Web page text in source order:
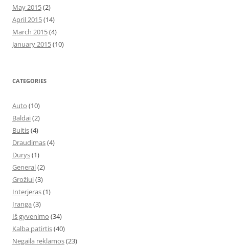
May 2015(2)
April 2015(14)
March 2015(4)
January 2015(10)
CATEGORIES
Auto (10)
Baldai(2)
Buitis(4)
Draudimas(4)
Durys(1)
General(2)
Grožiui(3)
Interjeras(1)
Įranga (3)
Iš gyvenimo (34)
Kalba patirtis(40)
Negaila reklamos(23)